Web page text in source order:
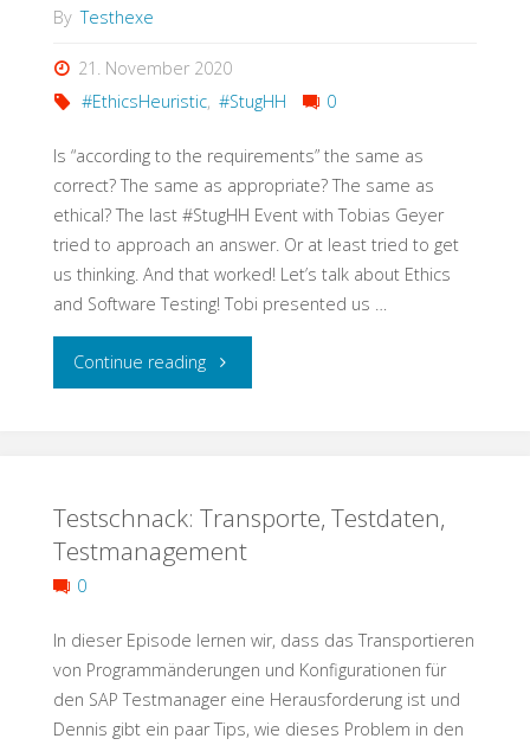
aus
Schmuddelecke"
By Testhexe
21. November 2020
#EthicsHeuristic, #StugHH 0
Is “according to the requirements” the same as
correct? The same as appropriate? The same as
ethical? The last #StugHH Event with Tobias Geyer
tried to approach an answer. Or at least tried to get
us thinking. And that worked! Let’s talk about Ethics
and Software Testing! Tobi presented us …
Continue reading"Help
Us
Develop
Heuristic
on
Testschnack: Transporte, Testdaten,
Testmanagement
0
In dieser Episode lernen wir, dass das Transportieren
von Programmänderungen und Konfigurationen für
den SAP Testmanager eine Herausforderung ist und
Dennis gibt ein paar Tips, wie dieses Problem in den